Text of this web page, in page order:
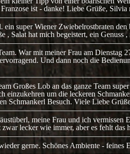
ist - danke! Liebe Grüße,
ein super Wiener Zwiebelrostbraten
, Salat hat mich begeistert, ein
War mit meiner Frau am Dienstag
Und dann noch die
Großes Lob an das ganze Team
einzukehren um die leckeren
Schmankerl Besuch. Viele Liebe
meine Frau und ich
lecker wie immer, aber es fehlt das
gerne. Schönes Ambiente - feines